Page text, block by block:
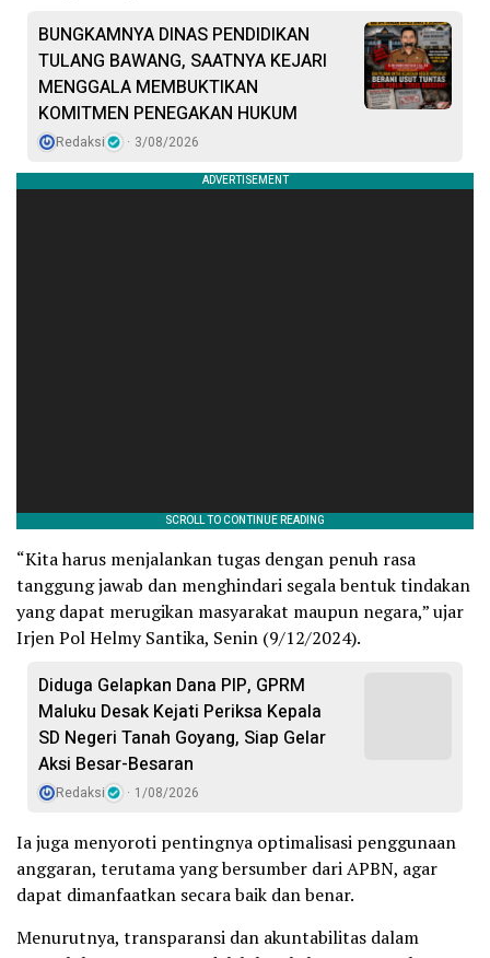
BUNGKAMNYA DINAS PENDIDIKAN
TULANG BAWANG, SAATNYA KEJARI
MENGGALA MEMBUKTIKAN
KOMITMEN PENEGAKAN HUKUM
Redaksi 3/08/2026
“Kita harus menjalankan tugas dengan penuh rasa
tanggung jawab dan menghindari segala bentuk tindakan
yang dapat merugikan masyarakat maupun negara,” ujar
Irjen Pol Helmy Santika, Senin (9/12/2024).
Diduga Gelapkan Dana PIP, GPRM
Maluku Desak Kejati Periksa Kepala
SD Negeri Tanah Goyang, Siap Gelar
Aksi Besar-Besaran
Redaksi 1/08/2026
Ia juga menyoroti pentingnya optimalisasi penggunaan
anggaran, terutama yang bersumber dari APBN, agar
dapat dimanfaatkan secara baik dan benar.
Menurutnya, transparansi dan akuntabilitas dalam